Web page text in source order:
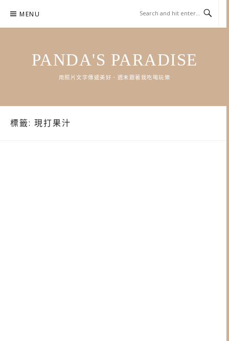
content
MENU
PANDA'S PARADISE
用照片文字傳遞美好．週末跟著我吃喝玩樂
標籤: 現打果汁